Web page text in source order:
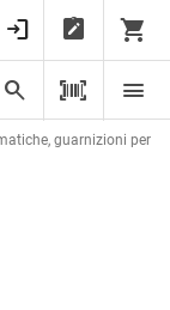
guarnizioni per